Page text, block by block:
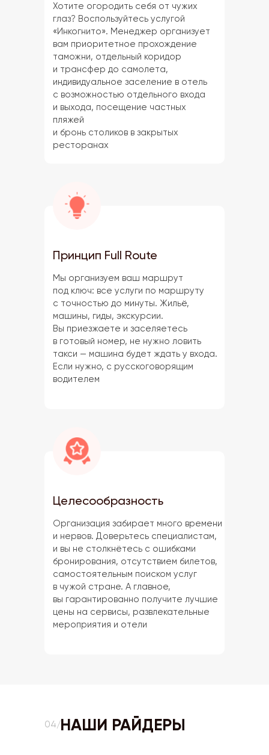
Принцип Full Route
Мы организуем ваш маршрут
под ключ: все услуги по маршруту
с точностью до минуты. Жильё,
машины, гиды, экскурсии.
Вы приезжаете и заселяетесь
в готовый номер, не нужно ловить
такси — машина будет ждать у входа.
Если нужно, с русскоговорящим
водителем
Целесообразность
Организация забирает много времени
и нервов. Доверьтесь специалистам,
и вы не столкнётесь с ошибками
бронирования, отсутствием билетов,
самостоятельным поиском услуг
в чужой стране. А главное,
вы гарантированно получите лучшие
цены на сервисы, развлекательные
мероприятия и отели
Хотите огородить себя от чужих
глаз? Воспользуйтесь услугой
«Инкогнито». Менеджер организует
вам приоритетное прохождение
таможни, отдельный коридор
и трансфер до самолета,
индивидуальное заселение в отель
с возможностью отдельного входа
и выхода, посещение частных
пляжей
и бронь столиков в закрытых
ресторанах
НАШИ РАЙДЕРЫ
04/